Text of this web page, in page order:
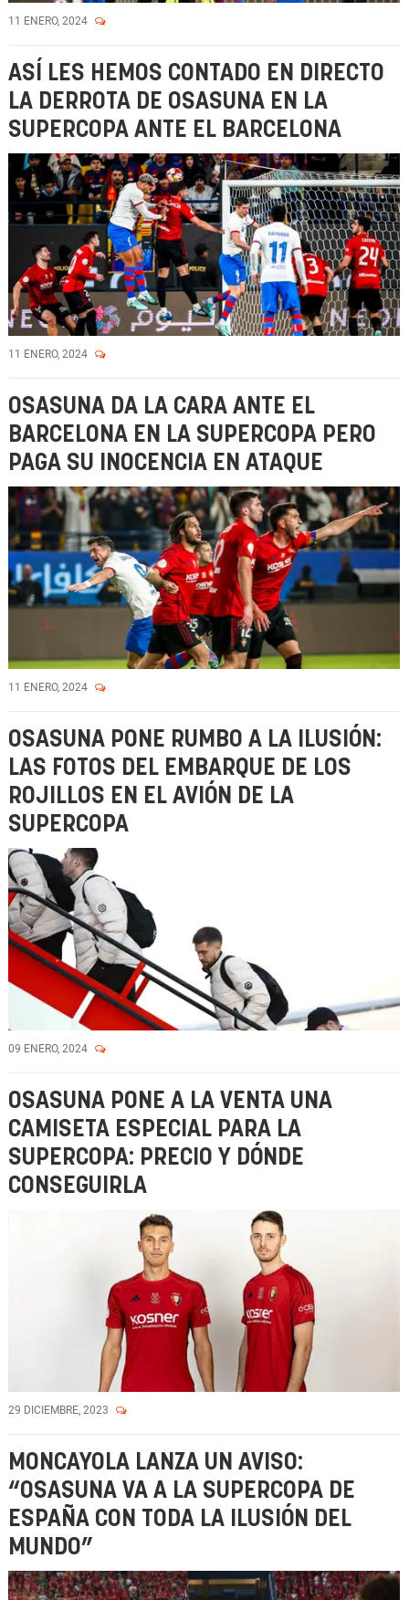
11 ENERO, 2024
ASÍ LES HEMOS CONTADO EN DIRECTO
LA DERROTA DE OSASUNA EN LA
SUPERCOPA ANTE EL BARCELONA
11 ENERO, 2024
OSASUNA DA LA CARA ANTE EL
BARCELONA EN LA SUPERCOPA PERO
PAGA SU INOCENCIA EN ATAQUE
11 ENERO, 2024
OSASUNA PONE RUMBO A LA ILUSIÓN:
LAS FOTOS DEL EMBARQUE DE LOS
ROJILLOS EN EL AVIÓN DE LA
SUPERCOPA
09 ENERO, 2024
OSASUNA PONE A LA VENTA UNA
CAMISETA ESPECIAL PARA LA
SUPERCOPA: PRECIO Y DÓNDE
CONSEGUIRLA
29 DICIEMBRE, 2023
MONCAYOLA LANZA UN AVISO:
“OSASUNA VA A LA SUPERCOPA DE
ESPAÑA CON TODA LA ILUSIÓN DEL
MUNDO”